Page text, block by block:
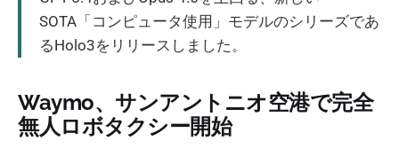
SOTA「コンピュータ使用」モデルのシリーズであ
るHolo3をリリースしました。
Waymo、サンアントニオ空港で完全
無人ロボタクシー開始